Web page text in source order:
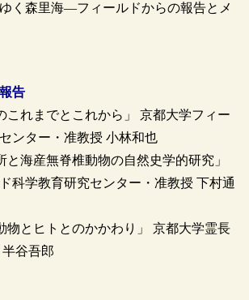
く森里海―フィールドからの報告とメ
告
これまでとこれから」 京都大学フィー
ンター・准教授 小林和也
と海産無脊椎動物の自然史学的研究」
科学教育研究センター・准教授 下村通
物とヒトとのかかわり」 京都大学霊長
谷吾郎